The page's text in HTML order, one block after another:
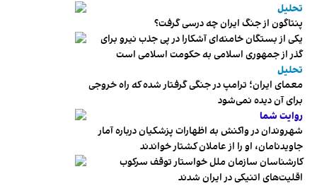
تحلیل
پنتاگون از جنگ ایران چه درسی گرفت؟
یکی از بستگان خامنه‌ای آشکارا در پی جذب نیرو برای
گذر از جمهوری اسلامی به حکومت اسلامی است
تحلیل
معمای ایران؛ ترامپ در جنگی گرفتار شده که راه خروجی
برای آن دیده نمی‌شود
روایت شما
شهروندان در واکنش به اظهارات پزشکیان درباره آمار
جاویدنامان، او را از عاملان کشتار خواندند
کارشناسان سازمان ملل خواستار توقف سرکوب
اقلیت‌های اتنیکی در ایران شدند